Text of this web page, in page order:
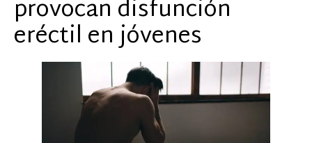
provocan disfunción
eréctil en jóvenes